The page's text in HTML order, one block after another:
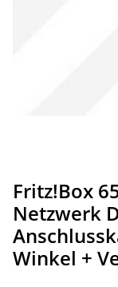
Fritz!Box
Netzwerk
Winkel +